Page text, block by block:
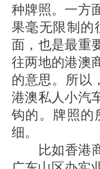
种牌照。一方
果毫无限制的
面，也是最重
往两地的港澳
的意思。所以
港澳私人小汽
钩的。牌照的
细。
比如香港商